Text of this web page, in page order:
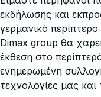
εκδήλωσης και
γερμανικό
Dimax group θα
έκθεση στο
ενημερωμένη
τεχνολογίες μας